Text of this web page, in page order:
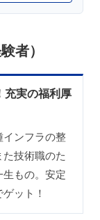
者）
充実の福利厚
インフラの整
技術職のた
もの。安定
ット！